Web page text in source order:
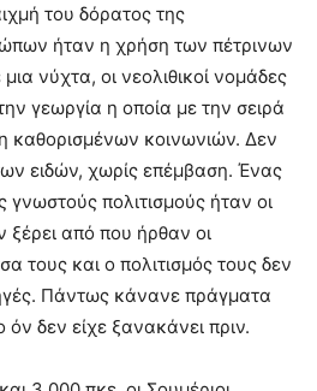
του δόρατος της
ήταν η χρήση των πέτρινων
νύχτα, οι νεολιθικοί νομάδες
γεωργία η οποία με την σειρά
καθορισμένων κοινωνιών. Δεν
ειδών, χωρίς επέμβαση. Ένας
πολιτισμούς ήταν οι
ξέρει από που ήρθαν οι
τους και ο πολιτισμός τους δεν
Πάντως κάνανε πράγματα
δεν είχε ξανακάνει πριν.